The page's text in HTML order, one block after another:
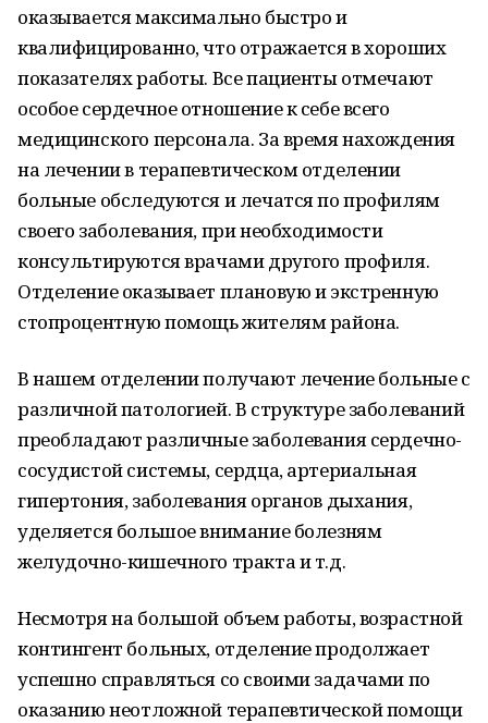
оказывается максимально быстро и
квалифицированно, что отражается в хороших
показателях работы. Все пациенты отмечают
особое сердечное отношение к себе всего
медицинского персонала. За время нахождения
на лечении в терапевтическом отделении
больные обследуются и лечатся по профилям
своего заболевания, при необходимости
консультируются врачами другого профиля.
Отделение оказывает плановую и экстренную
стопроцентную помощь жителям района.
В нашем отделении получают лечение больные с
различной патологией. В структуре заболеваний
преобладают различные заболевания сердечно-
сосудистой системы, сердца, артериальная
гипертония, заболевания органов дыхания,
уделяется большое внимание болезням
желудочно-кишечного тракта и т.д.
Несмотря на большой объем работы, возрастной
контингент больных, отделение продолжает
успешно справляться со своими задачами по
оказанию неотложной терапевтической помощи